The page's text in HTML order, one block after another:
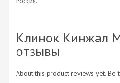
Клинок Кинжал
отзывы
About this product reviews yet. Be